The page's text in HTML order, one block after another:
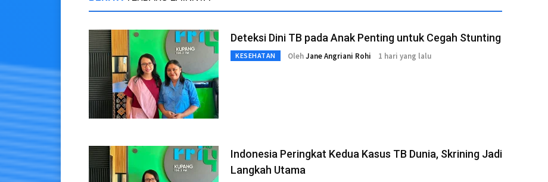
Deteksi Dini TB pada Anak Penting untuk Cegah Stunting
KESEHATAN OlehJane Angriani Rohi 1 hari yang lalu
Indonesia Peringkat Kedua Kasus TB Dunia, Skrining Jadi
Langkah Utama